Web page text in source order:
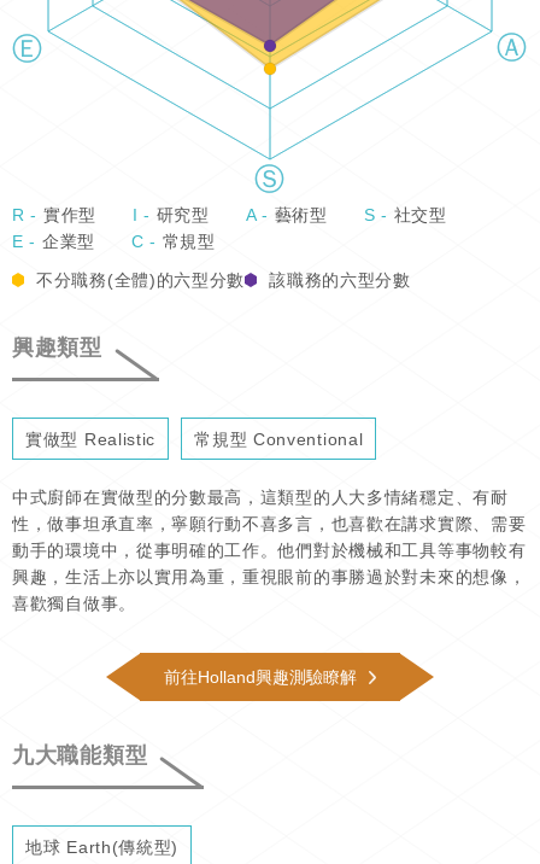
R - 實作型 I - 研究型 A - 藝術型 S - 社交型
E - 企業型 C - 常規型
不分職務(全體)的六型分數
該職務的六型分數
興趣類型
實做型 Realistic 常規型 Conventional
中式廚師在實做型的分數最高，這類型的人大多情緒穩定、有耐
性，做事坦承直率，寧願行動不喜多言，也喜歡在講求實際、需要
動手的環境中，從事明確的工作。他們對於機械和工具等事物較有
興趣，生活上亦以實用為重，重視眼前的事勝過於對未來的想像，
喜歡獨自做事。
前往Holland興趣測驗瞭解
九大職能類型
地球 Earth(傳統型)